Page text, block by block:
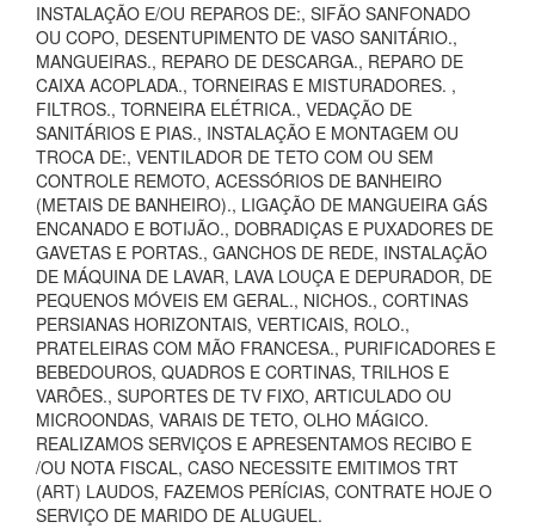
INSTALAÇÃO E/OU REPAROS DE:, SIFÃO SANFONADO
OU COPO, DESENTUPIMENTO DE VASO SANITÁRIO.,
MANGUEIRAS., REPARO DE DESCARGA., REPARO DE
CAIXA ACOPLADA., TORNEIRAS E MISTURADORES. ,
FILTROS., TORNEIRA ELÉTRICA., VEDAÇÃO DE
SANITÁRIOS E PIAS., INSTALAÇÃO E MONTAGEM OU
TROCA DE:, VENTILADOR DE TETO COM OU SEM
CONTROLE REMOTO, ACESSÓRIOS DE BANHEIRO
(METAIS DE BANHEIRO)., LIGAÇÃO DE MANGUEIRA GÁS
ENCANADO E BOTIJÃO., DOBRADIÇAS E PUXADORES DE
GAVETAS E PORTAS., GANCHOS DE REDE, INSTALAÇÃO
DE MÁQUINA DE LAVAR, LAVA LOUÇA E DEPURADOR, DE
PEQUENOS MÓVEIS EM GERAL., NICHOS., CORTINAS
PERSIANAS HORIZONTAIS, VERTICAIS, ROLO.,
PRATELEIRAS COM MÃO FRANCESA., PURIFICADORES E
BEBEDOUROS, QUADROS E CORTINAS, TRILHOS E
VARÕES., SUPORTES DE TV FIXO, ARTICULADO OU
MICROONDAS, VARAIS DE TETO, OLHO MÁGICO.
REALIZAMOS SERVIÇOS E APRESENTAMOS RECIBO E
/OU NOTA FISCAL, CASO NECESSITE EMITIMOS TRT
(ART) LAUDOS, FAZEMOS PERÍCIAS, CONTRATE HOJE O
SERVIÇO DE MARIDO DE ALUGUEL.